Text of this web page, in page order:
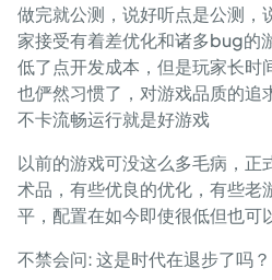
做完就公测，说好听点是公测，
家接受有着差优化和诸多bug的
低了点开发成本，但是玩家长时
也俨然习惯了，对游戏品质的追
不卡流畅运行就是好游戏
以前的游戏可没这么多毛病，正
术品，有些优良的优化，有些老
平，配置在如今即使很低但也可
不禁会问: 这是时代在退步了吗？